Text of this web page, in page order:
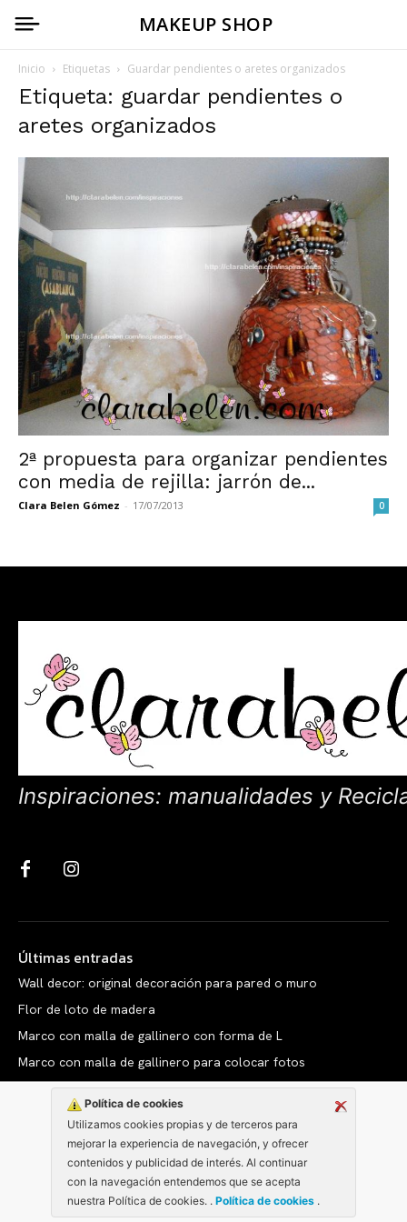
Política de cookies
Utilizamos cookies propias y de terceros para
mejorar la experiencia de navegación, y ofrecer
contenidos y publicidad de interés. Al continuar
con la navegación entendemos que se acepta
nuestra Política de cookies. . Política de cookies .
MAKEUP SHOP
Inicio Etiquetas Guardar pendientes o aretes organizados
Etiqueta: guardar pendientes o
aretes organizados
2ª propuesta para organizar pendientes
con media de rejilla: jarrón de...
Clara Belen Gómez - 17/07/2013 0
Inspiraciones: manualidades y
Últimas entradas
Wall decor: original decoración para pared o muro
Flor de loto de madera
Marco con malla de gallinero con forma de L
Marco con malla de gallinero para colocar fotos
Copyright © clarabelen.com